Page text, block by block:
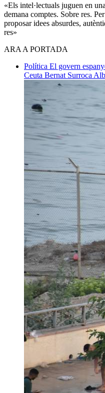
«Els intel·lectuals juguen en
demana comptes. Sobre res.
proposar idees absurdes,
res»
ARA A PORTADA
Política El govern
Ceuta Bernat Surroca